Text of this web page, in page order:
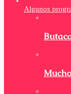
Algunos